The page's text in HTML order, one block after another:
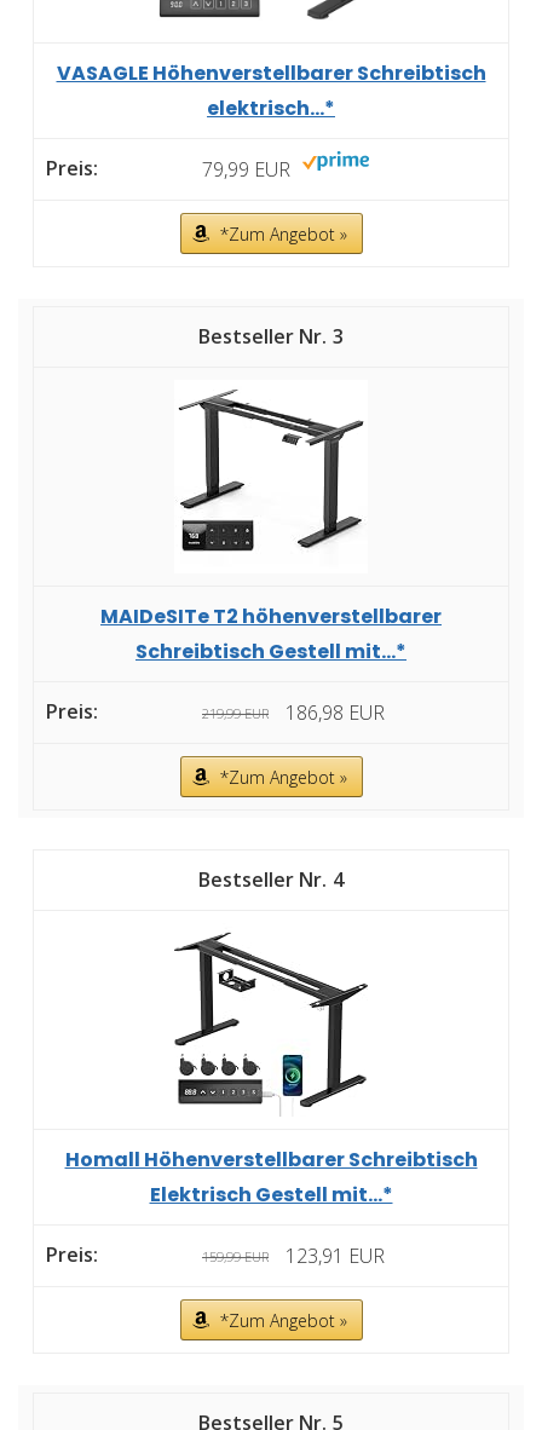
VASAGLE Höhenverstellbarer Schreibtisch
elektrisch...*
79,99 EUR
*Zum Angebot »
3
MAIDeSITe T2 höhenverstellbarer
Schreibtisch Gestell mit...*
219,99 EUR 186,98 EUR
*Zum Angebot »
4
Homall Höhenverstellbarer Schreibtisch
Elektrisch Gestell mit...*
159,99 EUR 123,91 EUR
*Zum Angebot »
5